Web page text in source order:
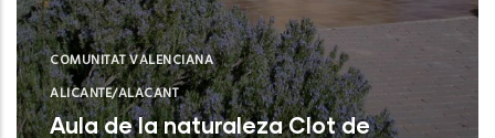
COMUNITAT VALENCIANA
ALICANTE/ALACANT
Aula de la naturaleza Clot de